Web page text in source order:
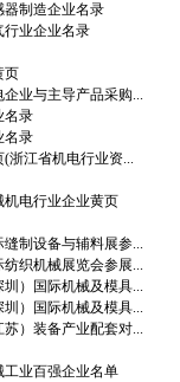
器制造企业名录
行业企业名录
页
业与主导产品采购...
名录
名录
浙江省机电行业资...
机电行业企业黄页
缝制设备与辅料展参...
纺织机械展览会参展...
圳）国际机械及模具...
圳）国际机械及模具...
苏）装备产业配套对...
工业百强企业名单